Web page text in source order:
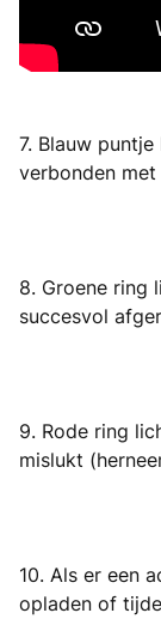
7. Blauw
verbonden
8. Groene ring
succesvol
9. Rode ring
mislukt
10. Als er een
opladen of